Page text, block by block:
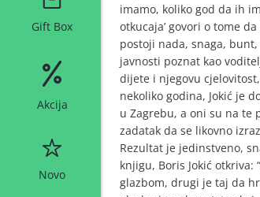
Gift Box
Akcija
Novo
imamo, koliko god da ih
otkucaja’ govori o tome
postoji nada, snaga,
javnosti poznat kao
dijete i njegovu
nekoliko godina, Jokić je
u Zagrebu, a oni su na te
zadatak da se likovno
Rezultat je jedinstveno,
knjigu, Boris Jokić otkriva:
glazbom, drugi je taj da